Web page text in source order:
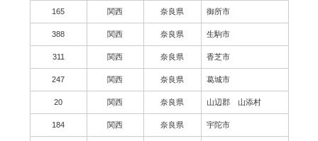
165 関西 奈良県 御所市
388 関西 奈良県 生駒市
311 関西 奈良県 香芝市
247 関西 奈良県 葛城市
20 関西 奈良県 山辺郡 山添村
184 関西 奈良県 宇陀市